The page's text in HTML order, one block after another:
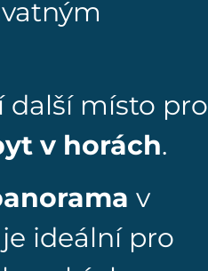
další místo pro
v horách.
v
je ideální pro